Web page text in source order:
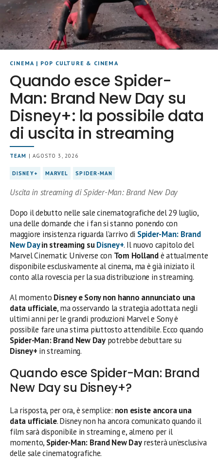
CINEMA | POP CULTURE & CINEMA
Quando esce Spider-
Man: Brand New Day su
Disney+: la possibile data
di uscita in streaming
TEAM | AGOSTO 3, 2026
DISNEY+ MARVEL SPIDER-MAN
Uscita in streaming di Spider-Man: Brand New Day
Dopo il debutto nelle sale cinematografiche del 29 luglio,
una delle domande che i fan si stanno ponendo con
maggiore insistenza riguarda l’arrivo di Spider-Man: Brand
New Dayin streaming suDisney+. Il nuovo capitolo del
Marvel Cinematic Universe con Tom Hollandè attualmente
disponibile esclusivamente al cinema, ma è già iniziato il
conto alla rovescia per la sua distribuzione in streaming.
Al momento Disney e Sony non hanno annunciato una
data ufficiale, ma osservando la strategia adottata negli
ultimi anni per le grandi produzioni Marvel e Sony è
possibile fare una stima piuttosto attendibile. Ecco quando
Spider-Man: Brand New Daypotrebbe debuttare su
Disney+ in streaming.
Quando esce Spider-Man: Brand
New Day su Disney+?
La risposta, per ora, è semplice: non esiste ancora una
data ufficiale. Disney non ha ancora comunicato quando il
film sarà disponibile in streaming e, almeno per il
momento, Spider-Man: Brand New Dayresterà un’esclusiva
delle sale cinematografiche.